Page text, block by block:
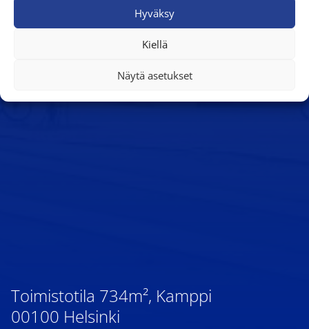
Hyväksy
Kiellä
Näytä asetukset
Toimistotila 734m², Kamppi
00100 Helsinki